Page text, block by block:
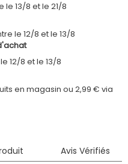
le 13/8 et le 21/8
le 12/8 et le 13/8
12/8 et le 13/8
en magasin ou 2,99 € via
Avis Vérifiés